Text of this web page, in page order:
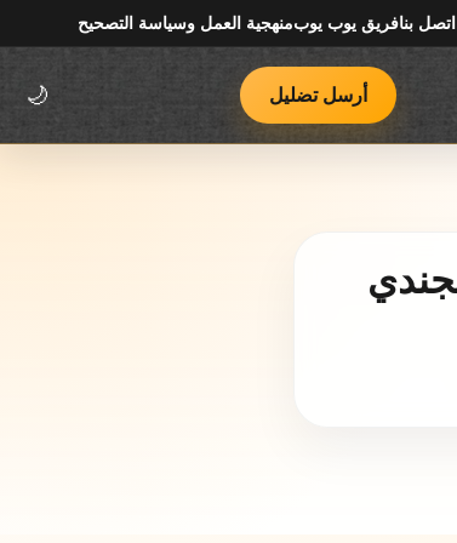
اتصل بنافريق يوب يوبمنهجية العمل وسياسة التصحيح
أرسل تضليل 🌙